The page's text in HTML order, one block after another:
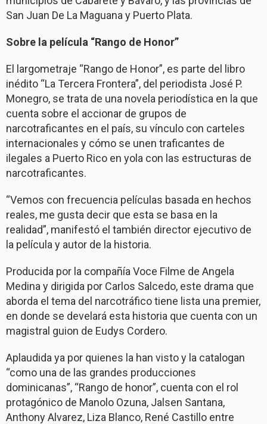
San Juan De La Maguana y Puerto Plata.
Sobre la película “Rango de Honor”
El largometraje “Rango de Honor”, es parte del libro
inédito “La Tercera Frontera”, del periodista José P.
Monegro, se trata de una novela periodística en la que
cuenta sobre el accionar de grupos de
narcotraficantes en el país, su vínculo con carteles
internacionales y cómo se unen traficantes de
ilegales a Puerto Rico en yola con las estructuras de
narcotraficantes.
“Vemos con frecuencia películas basada en hechos
reales, me gusta decir que esta se basa en la
realidad”, manifestó el también director ejecutivo de
la película y autor de la historia.
Producida por la compañía Voce Filme de Angela
Medina y dirigida por Carlos Salcedo, este drama que
aborda el tema del narcotráfico tiene lista una premier,
en donde se develará esta historia que cuenta con un
magistral guion de Eudys Cordero.
Aplaudida ya por quienes la han visto y la catalogan
“como una de las grandes producciones
dominicanas”, “Rango de honor”, cuenta con el rol
protagónico de Manolo Ozuna, Jalsen Santana,
Anthony Alvarez, Liza Blanco, René Castillo entre